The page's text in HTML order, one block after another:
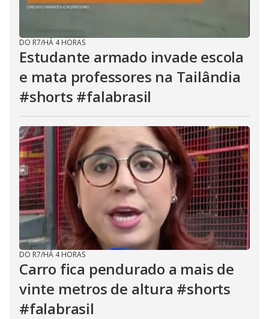
DO R7/HÁ 4 HORAS
Estudante armado invade escola
e mata professores na Tailândia
#shorts #falabrasil
DO R7/HÁ 4 HORAS
Carro fica pendurado a mais de
vinte metros de altura #shorts
#falabrasil